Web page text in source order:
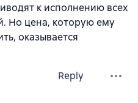
к исполнению всех
Но цена, которую ему
оказывается
Reply